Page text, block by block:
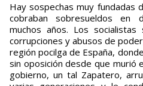
Hay sospechas muy fundadas de que los dirigentes del PP
cobraban sobresueldos en
muchos años. Los socialistas
corrupciones y abusos de
región pocilga de España,
sin oposición desde que murió
gobierno, un tal Zapatero,